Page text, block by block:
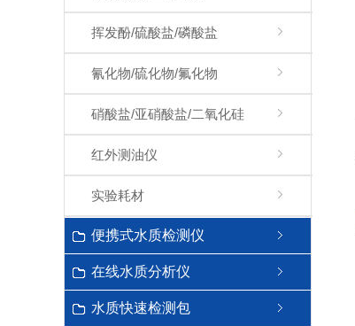
挥发酚/硫酸盐/磷酸盐
氰化物/硫化物/氟化物
硝酸盐/亚硝酸盐/二氧化硅
红外测油仪
实验耗材
便携式水质检测仪
在线水质分析仪
水质快速检测包